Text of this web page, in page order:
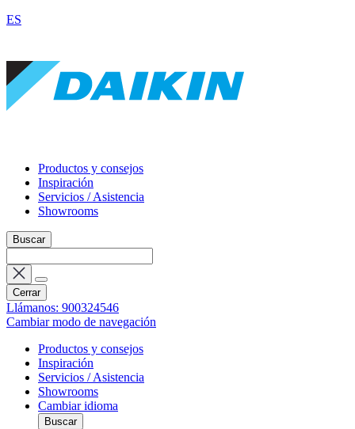
ES
Productos y consejos
Inspiración
Servicios / Asistencia
Showrooms
Buscar
Cerrar
Llámanos: 900324546
Cambiar modo de navegación
Productos y consejos
Inspiración
Servicios / Asistencia
Showrooms
Cambiar idioma
Buscar